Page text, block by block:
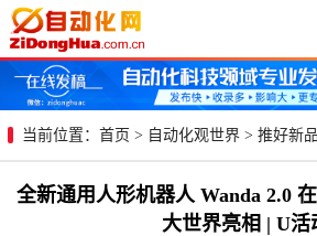
当前位置： 首页 > 自动化观世界 > 推好新
全新通用人形机器人 Wanda 2.0
大世界亮相 | U活